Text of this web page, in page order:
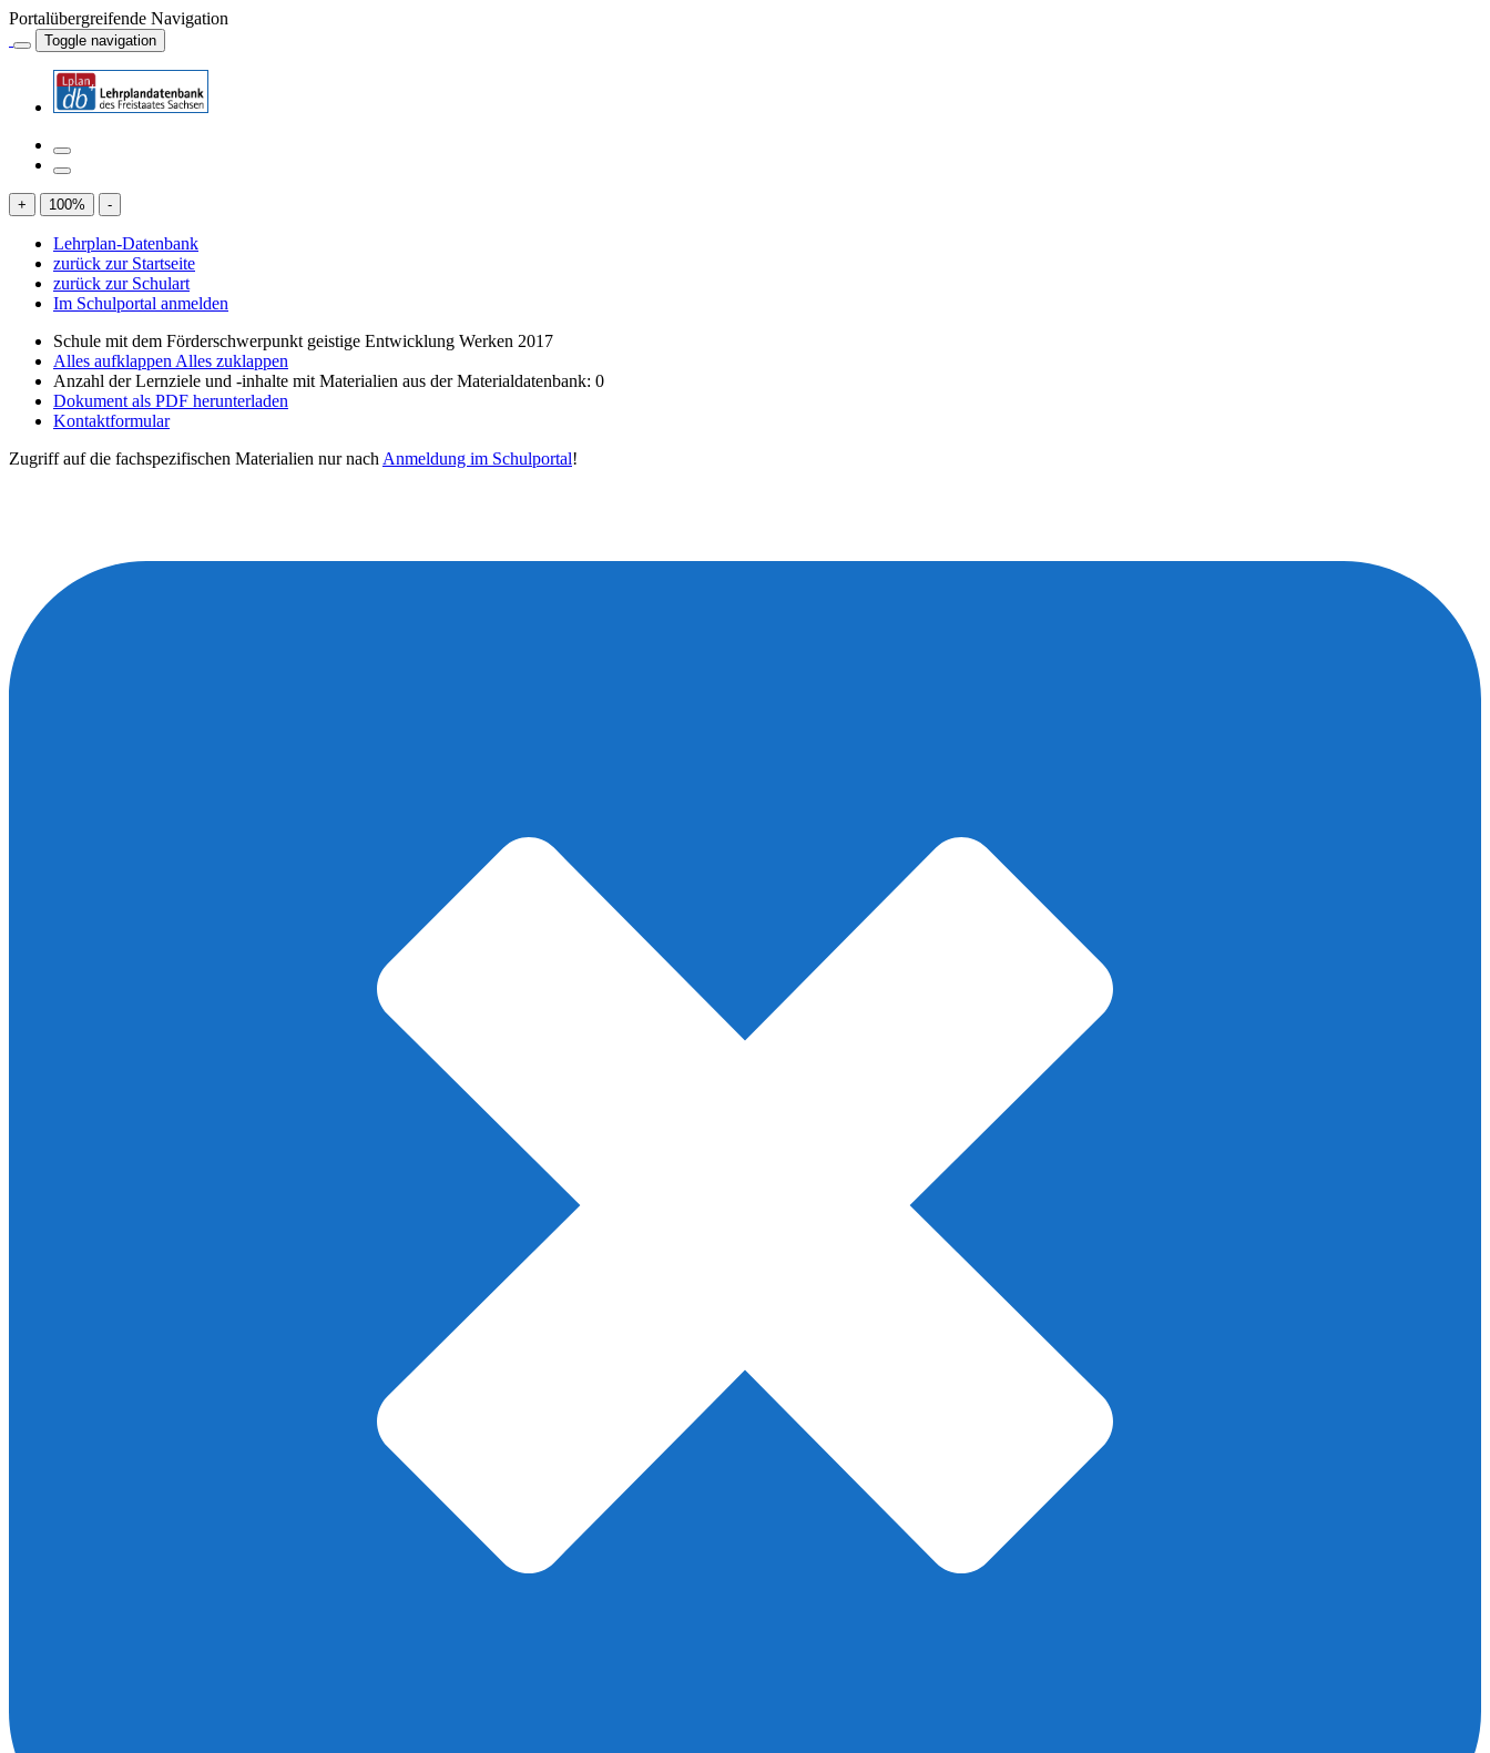
Portalübergreifende Navigation
Toggle navigation
+ 100% -
Lehrplan-Datenbank
zurück zur Startseite
zurück zur Schulart
Im Schulportal anmelden
Schule mit dem Förderschwerpunkt geistige Entwicklung Werken 2017
Alles aufklappen Alles zuklappen
Anzahl der Lernziele und -inhalte mit Materialien aus der Materialdatenbank: 0
Dokument als PDF herunterladen
Kontaktformular
Zugriff auf die fachspezifischen Materialien nur nach Anmeldung im Schulportal!